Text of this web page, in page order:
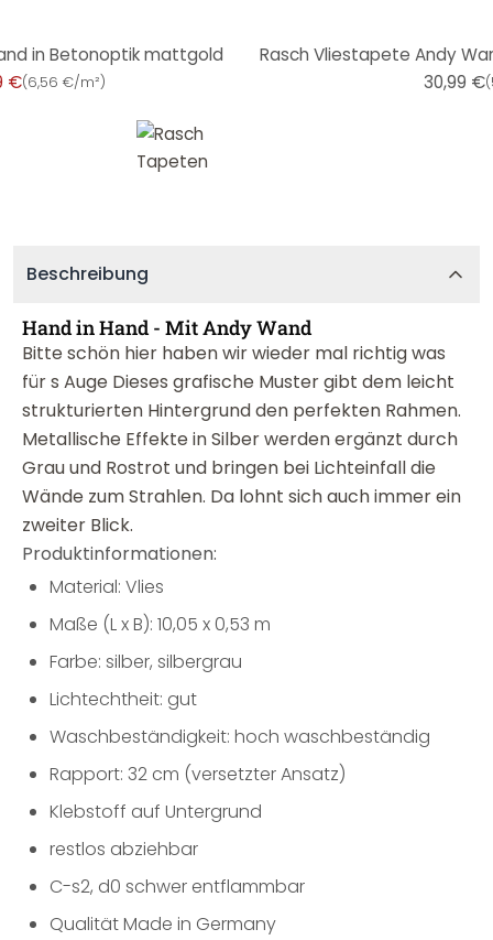
in Betonoptik mattgold
€(6,56 €/m²)
Rasch Vliestapete Andy
30,99 €(
Beschreibung
Hand in Hand - Mit Andy Wand
Bitte schön hier haben wir wieder mal richtig was
für s Auge Dieses grafische Muster gibt dem leicht
strukturierten Hintergrund den perfekten Rahmen.
Metallische Effekte in Silber werden ergänzt durch
Grau und Rostrot und bringen bei Lichteinfall die
Wände zum Strahlen. Da lohnt sich auch immer ein
zweiter Blick.
Produktinformationen:
Material: Vlies
Maße (L x B): 10,05 x 0,53 m
Farbe: silber, silbergrau
Lichtechtheit: gut
Waschbeständigkeit: hoch waschbeständig
Rapport: 32 cm (versetzter Ansatz)
Klebstoff auf Untergrund
restlos abziehbar
C-s2, d0 schwer entflammbar
Qualität Made in Germany